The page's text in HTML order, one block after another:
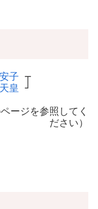
子 ┬
皇 ┘
ージを参照してく
ださい）